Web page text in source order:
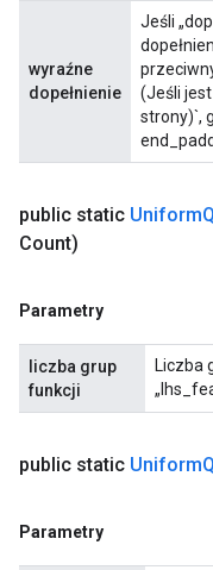
wyraźne
dopełnienie
Jeśli
(Jeśli
strony)`,
public static Uniform
Count)
Parametry
liczba grup
funkcji
Liczba
public static Uniform
Parametry